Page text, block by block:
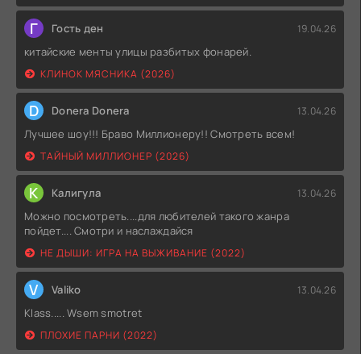
Г Гость ден 19.04.26
китайские менты улицы разбитых фонарей.
КЛИНОК МЯСНИКА (2026)
D Donera Donera 13.04.26
Лучшее шоу!!! Браво Миллионеру!! Смотреть всем!
ТАЙНЫЙ МИЛЛИОНЕР (2026)
К Калигула 13.04.26
Можно посмотреть....для любителей такого жанра
пойдет.... Смотри и наслаждайся
НЕ ДЫШИ: ИГРА НА ВЫЖИВАНИЕ (2022)
V Valiko 13.04.26
Klass..... Wsem smotret
ПЛОХИЕ ПАРНИ (2022)